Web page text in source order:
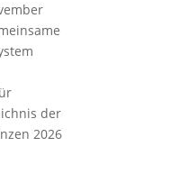
der
2026